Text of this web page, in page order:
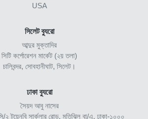
USA
সিলেট ব্যুরো
আব্দুর মুক্তাদির
সিটি কর্পোরেশন মার্কেট (২য় তলা)
চালিবন্দর, সোবহানীঘাট, সিলেট।
ঢাকা ব্যুরো
সৈয়দ আবু নাসের
টয়েনবি সার্কুলার রোড, মতিঝিল বা/এ, ঢাকা-১০০০